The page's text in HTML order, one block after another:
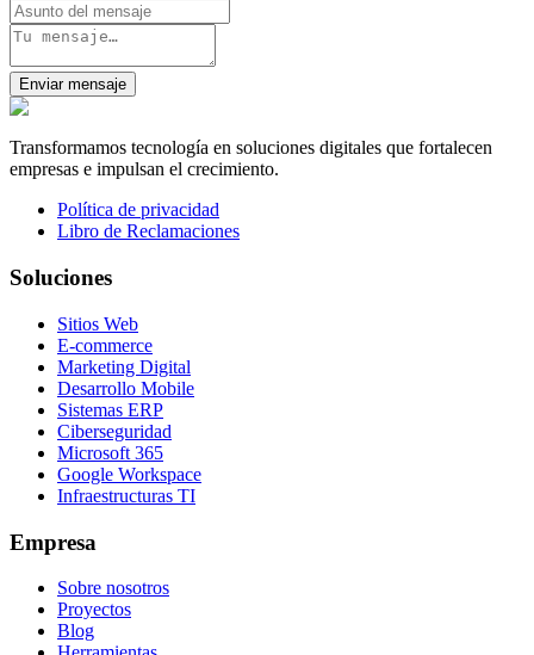
Enviar mensaje
Transformamos tecnología en soluciones digitales que fortalecen
empresas e impulsan el crecimiento.
Política de privacidad
Libro de Reclamaciones
Soluciones
Sitios Web
E-commerce
Marketing Digital
Desarrollo Mobile
Sistemas ERP
Ciberseguridad
Microsoft 365
Google Workspace
Infraestructuras TI
Empresa
Sobre nosotros
Proyectos
Blog